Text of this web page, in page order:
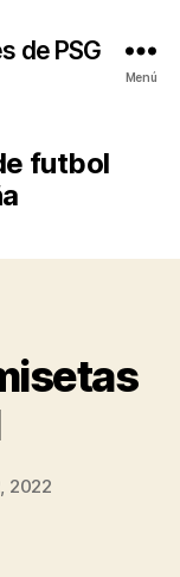
de PSG
Menú
futbol
2022